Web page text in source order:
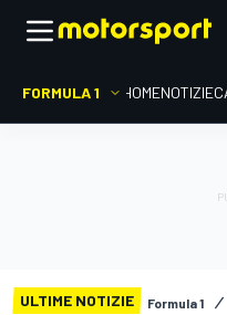
FORMULA 1 HOMENOTIZIE
ULTIME NOTIZIE Formula 1